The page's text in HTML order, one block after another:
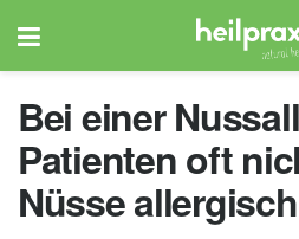
Bei einer
Patienten oft
Nüsse allergisch